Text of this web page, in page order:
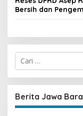
Bersih dan
C
i
u
n
t
Berita Jawa